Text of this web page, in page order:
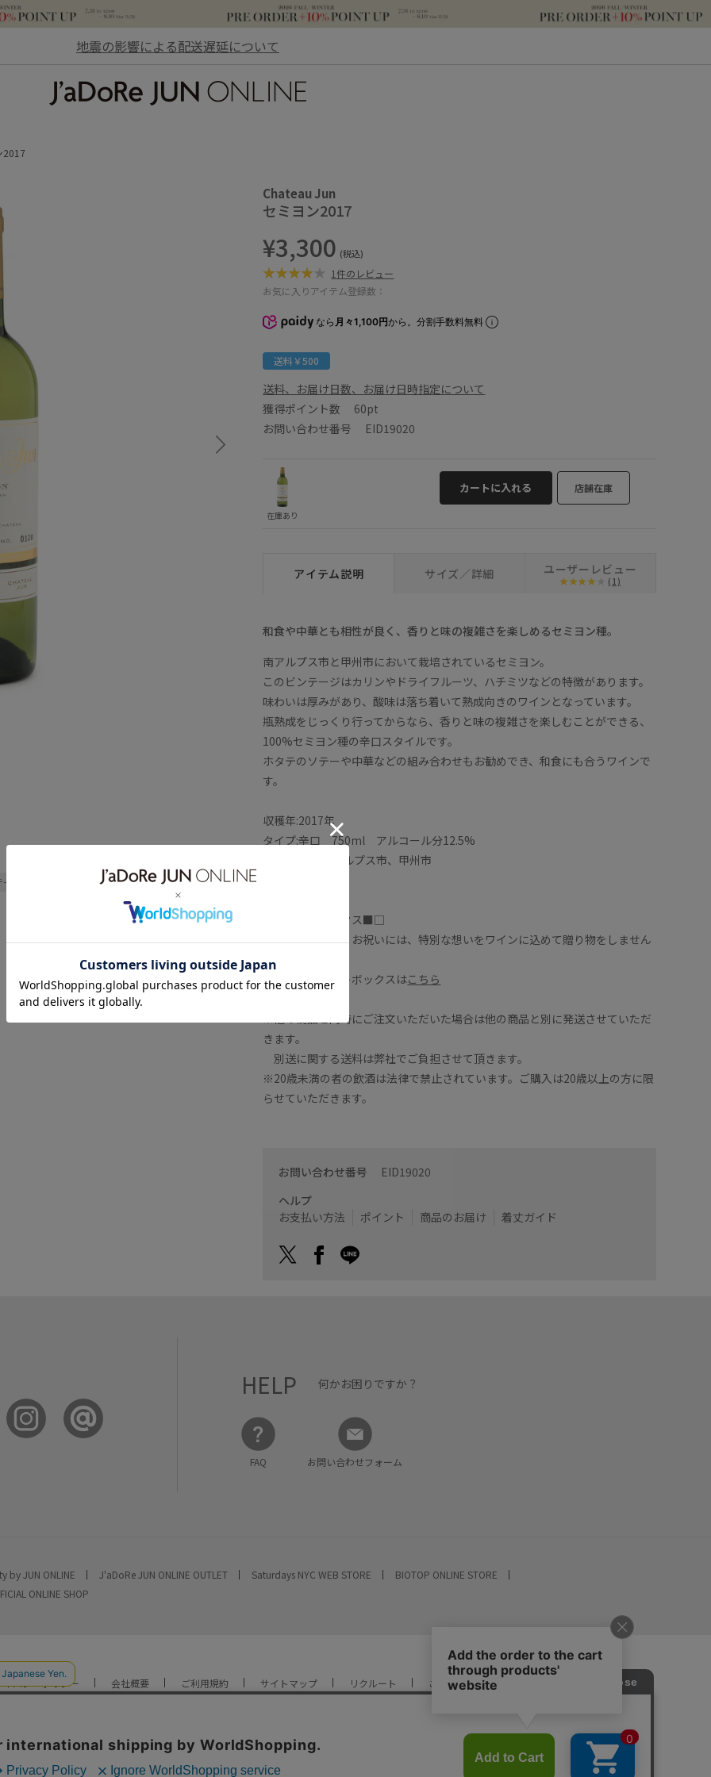
地震の影響による配送遅延について
2017
ジ 父の日
Chateau Jun
セミヨン2017
¥3,300 (税込)
1件のレビュー
お気に入りアイテム登録数：
なら 月々1,100円から。分割手数料無料
送料￥500
送料、お届け日数、お届け日時指定について
獲得ポイント数 60pt
お問い合わせ番号 EID19020
在庫あり
カートに入れる 店舗在庫
アイテム説明 サイズ／詳細 ユーザーレビュー
(1)
和食や中華とも相性が良く、香りと味の複雑さを楽しめるセミヨン種。
南アルプス市と甲州市において栽培されているセミヨン。
このビンテージはカリンやドライフルーツ、ハチミツなどの特徴があります。
味わいは厚みがあり、酸味は落ち着いて熟成向きのワインとなっています。
瓶熟成をじっくり行ってからなら、香りと味の複雑さを楽しむことができる、
100%セミヨン種の辛口スタイルです。
ホタテのソテーや中華などの組み合わせもお勧めでき、和食にも合うワインで
す。
収穫年:2017年
タイプ:辛口 750ml アルコール分12.5%
産地:山梨県南アルプス市、甲州市
□■ギフトボックス■□
記念日や誕生日、お祝いには、特別な想いをワインに込めて贈り物をしません
か?
ワイン専用ギフトボックスはこちら
※他の商品と同時にご注文いただいた場合は他の商品と別に発送させていただ
きます。
別送に関する送料は弊社でご負担させて頂きます。
※20歳未満の者の飲酒は法律で禁止されています。ご購入は20歳以上の方に限
らせていただきます。
お問い合わせ番号 EID19020
ヘルプ
お支払い方法
ポイント 商品のお届け 着丈ガイド
HELP 何かお困りですか？
FAQ お問い合わせフォーム
by JUN ONLINE J'aDoRe JUN ONLINE OUTLET Saturdays NYC WEB STORE
BIOTOP ONLINE STORE
ONLINE SHOP
イバシーポリシー 会社概要 ご利用規約 サイトマップ リクルート ご利用ガイド
YOU ARE CULTURE.